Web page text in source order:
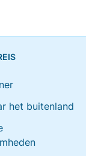
het buitenland